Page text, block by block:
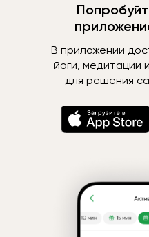
В приложении
йоги, медитации
для решения